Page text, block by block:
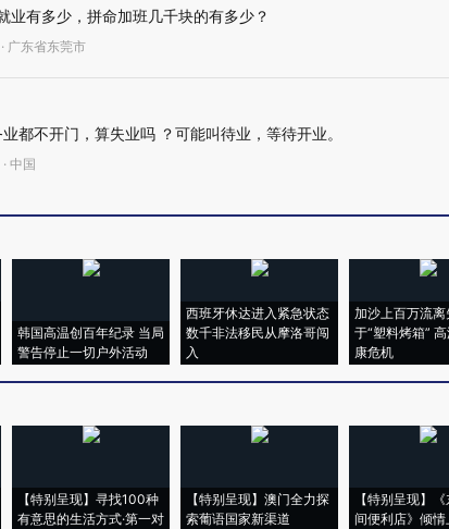
业有多少，拼命加班几千块的有多少？
广东省东莞市
都不开门，算失业吗 ？可能叫待业，等待开业。
中国
韩国高温创百年纪录 当局
警告停止一切户外活动
西班牙休达进入紧急状态
数千非法移民从摩洛哥闯
入
加沙上百万流离
于“塑料烤箱”
康危机
【特别呈现】寻找100种
有意思的生活方式·第一对
【特别呈现】澳门全力探
索葡语国家新渠道
【特别呈现】
间便利店》倾情